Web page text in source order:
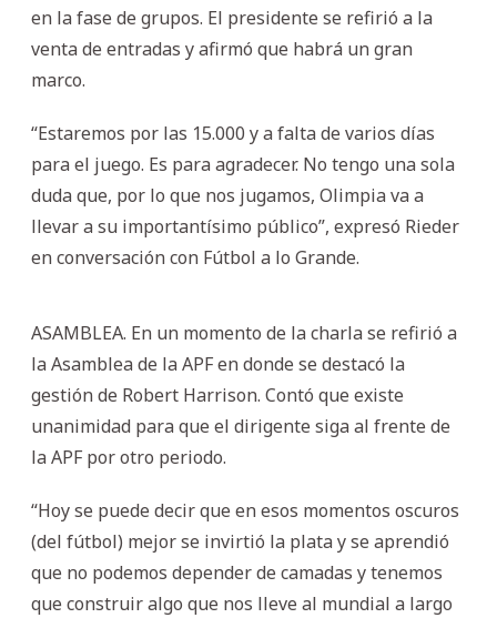
en la fase de grupos. El presidente se refirió a la
venta de entradas y afirmó que habrá un gran
marco.
“Estaremos por las 15.000 y a falta de varios días
para el juego. Es para agradecer. No tengo una sola
duda que, por lo que nos jugamos, Olimpia va a
llevar a su importantísimo público”, expresó Rieder
en conversación con Fútbol a lo Grande.
ASAMBLEA. En un momento de la charla se refirió a
la Asamblea de la APF en donde se destacó la
gestión de Robert Harrison. Contó que existe
unanimidad para que el dirigente siga al frente de
la APF por otro periodo.
“Hoy se puede decir que en esos momentos oscuros
(del fútbol) mejor se invirtió la plata y se aprendió
que no podemos depender de camadas y tenemos
que construir algo que nos lleve al mundial a largo